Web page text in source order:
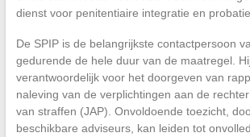
dienst voor penitentiaire integratie en probatie
De SPIP is de belangrijkste contactpersoon
gedurende de hele duur van de maatregel.
verantwoordelijk voor het doorgeven van
naleving van de verplichtingen aan de
van straffen (JAP). Onvoldoende toezicht,
beschikbare adviseurs, kan leiden tot